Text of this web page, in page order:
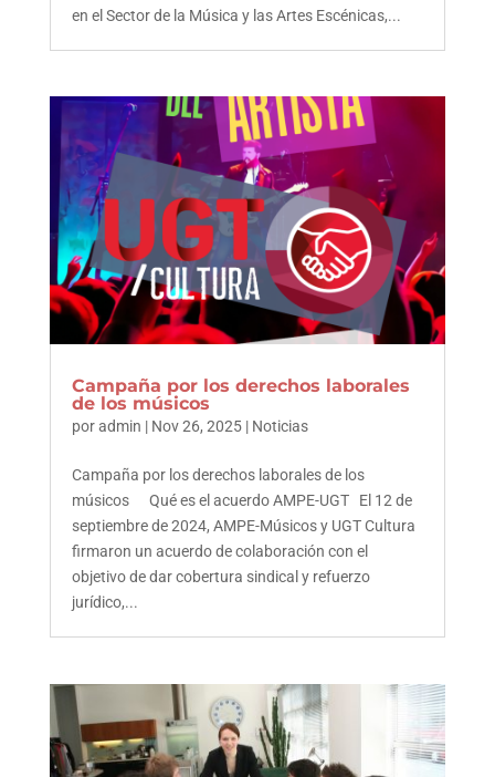
en el Sector de la Música y las Artes Escénicas,...
Campaña por los derechos laborales
de los músicos
poradmin | Nov 26, 2025| Noticias
Campaña por los derechos laborales de los
músicos Qué es el acuerdo AMPE-UGT El 12 de
septiembre de 2024, AMPE-Músicos y UGT Cultura
firmaron un acuerdo de colaboración con el
objetivo de dar cobertura sindical y refuerzo
jurídico,...